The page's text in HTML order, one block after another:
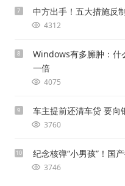
7 中方出手！五大措施反
4312
8
Windows有多臃肿：什
一倍
4075
9 车主提前还清车贷 要向
3760
10 纪念核弹“小男孩”！国
3746